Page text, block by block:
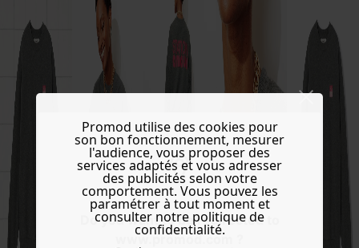
Do you want to be redirected to
www.promod.com ?
Promod utilise des cookies pour
son bon fonctionnement, mesurer
l'audience, vous proposer des
services adaptés et vous adresser
des publicités selon votre
comportement. Vous pouvez les
paramétrer à tout moment et
consulter notre politique de
confidentialité.